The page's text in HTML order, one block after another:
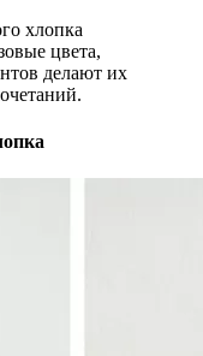
хлопка
цвета,
делают их